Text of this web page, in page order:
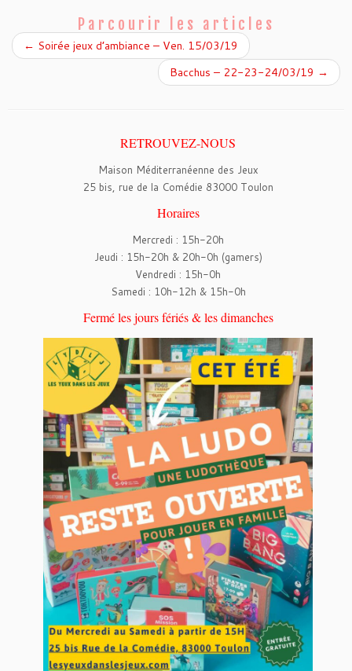
k
Parcourir les articles
← Soirée jeux d’ambiance – Ven. 15/03/19
Bacchus – 22-23-24/03/19 →
RETROUVEZ-NOUS
Maison Méditerranéenne des Jeux
25 bis, rue de la Comédie 83000 Toulon
Horaires
Mercredi : 15h-20h
Jeudi : 15h-20h & 20h-0h (gamers)
Vendredi : 15h-0h
Samedi : 10h-12h & 15h-0h
Fermé les jours fériés & les dimanches